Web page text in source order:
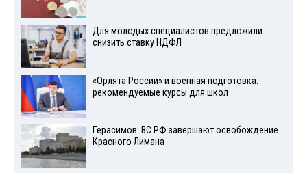
Для молодых специалистов предложили
снизить ставку НДФЛ
«Орлята России» и военная подготовка:
рекомендуемые курсы для школ
Герасимов: ВС РФ завершают освобождение
Красного Лимана